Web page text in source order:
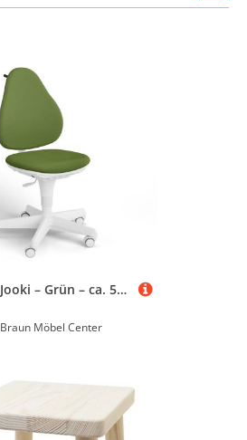
Drehstuhl, Jooki – Grün – ca. 580x970x540cm
Braun Möbel Center